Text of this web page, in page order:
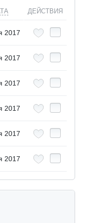
ДЕЙСТВИЯ
2017
2017
2017
2017
2017
2017